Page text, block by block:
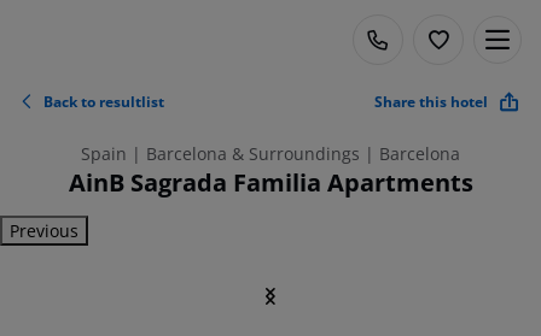
Back to resultlist Share this hotel
Spain | Barcelona & Surroundings | Barcelona
AinB Sagrada Familia Apartments
Previous